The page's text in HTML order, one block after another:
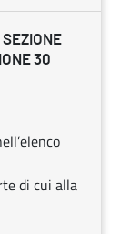
30
di cui alla